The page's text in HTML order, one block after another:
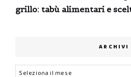
grillo: tabù alimentari e
ARCHIVI
Archivi